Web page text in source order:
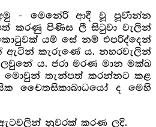
- මෙනේරි ආදී වූ පූර්‍වාන්න
කරණු පිණිස ලී සිටුවා වැලින්
යම් සේ නම් එපරිද්දෙන්
ඇටින් කැරුණේ ය. නහරවැලින්
ය. ජරා මරණ මාන මක්ඛ
මොවුන් තැන්පත් කරන්නට කළ
චෛතසිකාබාධයෝ ද මෙහි
නුවරක් කරණ ලදි.